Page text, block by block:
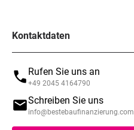
Kontaktdaten
Rufen Sie uns an
+49 2045 4164790
Schreiben Sie uns
info@bestebaufinanzierung.com